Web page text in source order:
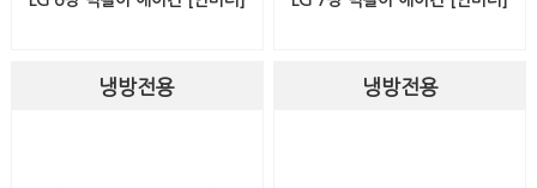
냉방전용 냉방전용